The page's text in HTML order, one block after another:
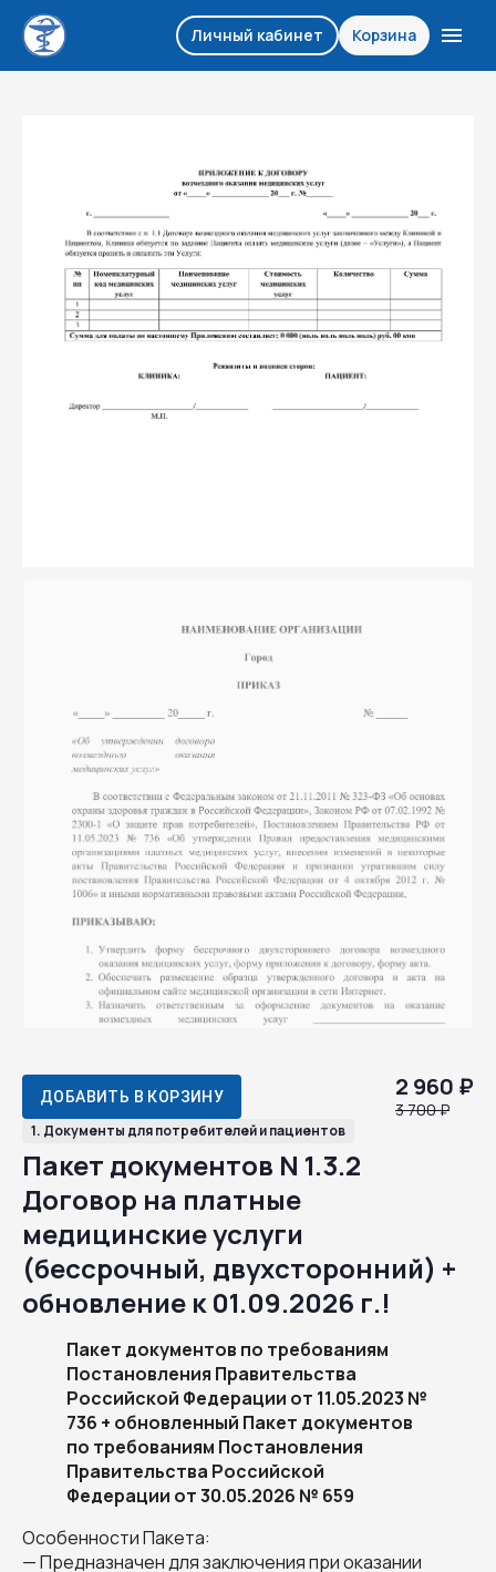
Личный кабинет Корзина
1. Документы для потребителей и пациентов
Пакет документов N 1.3.2
Договор на платные
медицинские услуги
(бессрочный, двухсторонний) +
обновление к 01.09.2026 г.!
Пакет документов по требованиям
Постановления Правительства
Российской Федерации от 11.05.2023 №
736 + обновленный Пакет документов
по требованиям Постановления
Правительства Российской
Федерации от 30.05.2026 № 659
Особенности Пакета:
— Предназначен для заключения при оказании
2 960 ₽
3 700 ₽
ДОБАВИТЬ В КОРЗИНУ